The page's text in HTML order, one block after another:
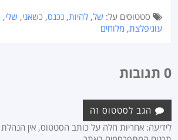
סטטוסים על: של,להיות,נכנס,כשאני, שלי,
עוגיפלצת, מלוחים
0 תגובות
הגב לסטטוס זה
לידיעה: אחריות חלה על כותב הסטטוס, אין